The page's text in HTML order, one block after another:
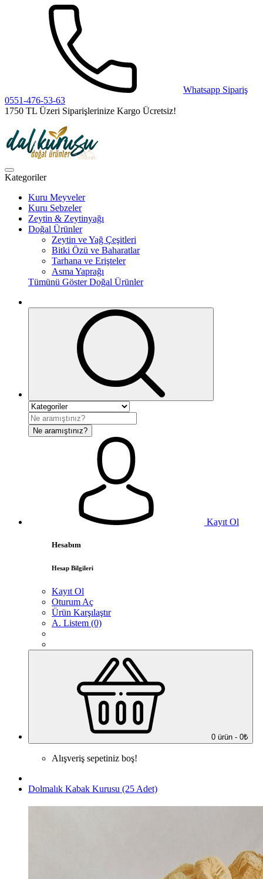
Whatsapp Sipariş
0551-476-53-63
1750 TL Üzeri Siparişlerinize Kargo Ücretsiz!
Kategoriler
Kuru Meyveler
Kuru Sebzeler
Zeytin & Zeytinyağı
Doğal Ürünler
Zeytin ve Yağ Çeşitleri
Bitki Özü ve Baharatlar
Tarhana ve Erişteler
Asma Yaprağı
Tümünü Göster Doğal Ürünler
Ne aramıştınız?
Kayıt Ol
Hesabım
Hesap Bilgileri
Kayıt Ol
Oturum Aç
Ürün Karşılaştır
A. Listem (0)
0 ürün - 0₺
Alışveriş sepetiniz boş!
Dolmalık Kabak Kurusu (25 Adet)